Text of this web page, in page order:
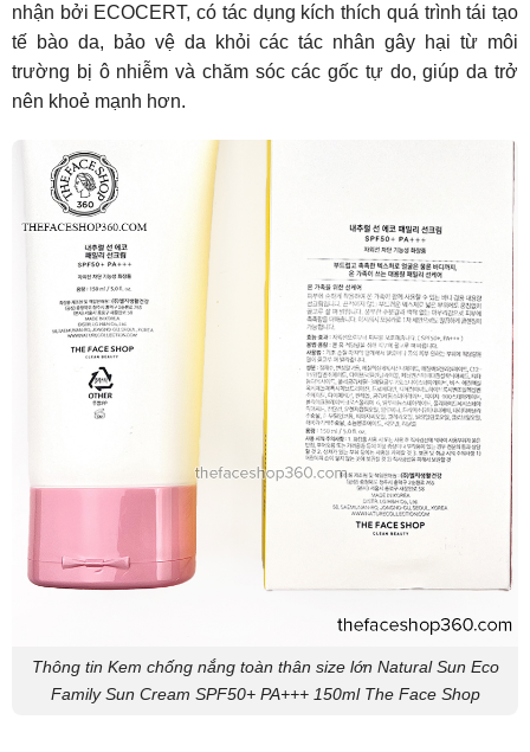
nhận bởi ECOCERT, có tác dụng kích thích quá trình tái tạo
tế bào da, bảo vệ da khỏi các tác nhân gây hại từ môi
trường bị ô nhiễm và chăm sóc các gốc tự do, giúp da trở
nên khoẻ mạnh hơn.
Thông tin Kem chống nắng toàn thân size lớn Natural Sun Eco
Family Sun Cream SPF50+ PA+++ 150ml The Face Shop